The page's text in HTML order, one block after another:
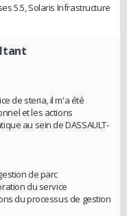
5.5, Solaris Infrastructure
de steria, il m'a été
et les actions
au sein de DASSAULT-
de parc
du service
du processus de gestion